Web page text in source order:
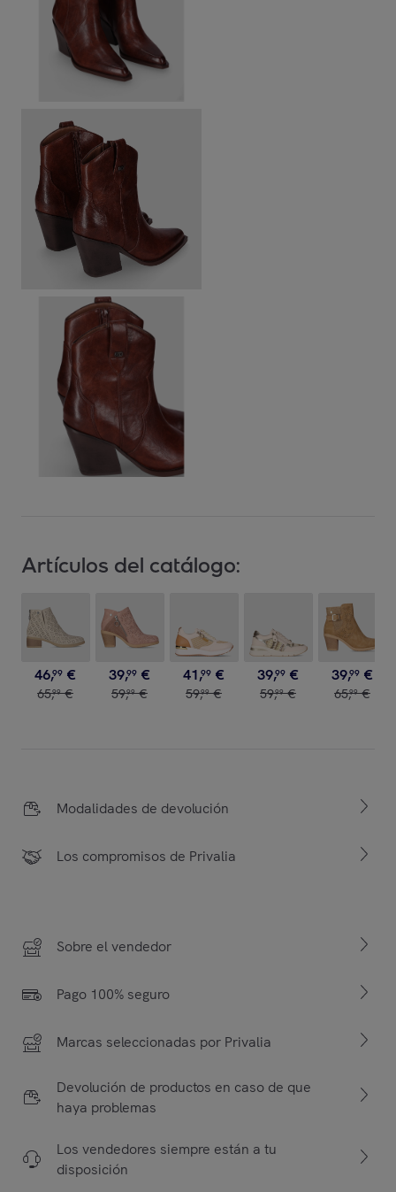
Artículos del catálogo:
46,99 €
65,99 €
39,99 €
59,99 €
41,99 €
59,99 €
39,99 €
59,99 €
39,99 €
65,99 €
Modalidades de devolución
Los compromisos de Privalia
Sobre el vendedor
Pago 100% seguro
Marcas seleccionadas por Privalia
Devolución de productos en caso de que
haya problemas
Los vendedores siempre están a tu
disposición